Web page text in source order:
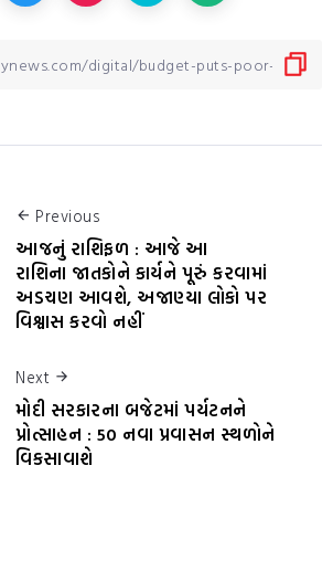
Previous
આજનું રાશિફળ : આજે આ
રાશિના જાતકોને કાર્યને પૂરું કરવામાં
અડચણ આવશે, અજાણ્યા લોકો પર
વિશ્વાસ કરવો નહીં
Next
મોદી સરકારના બજેટમાં પર્યટનને
પ્રોત્સાહન : 50 નવા પ્રવાસન સ્થળોને
વિકસાવાશે